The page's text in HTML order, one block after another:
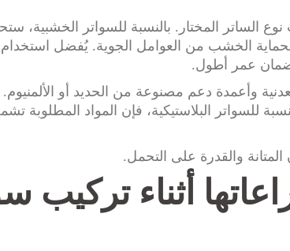
الساتر المختار. بالنسبة للسواتر الخشبية،
لحماية الخشب من العوامل الجوية. يُفضل
عمر أطول.
وأعمدة دعم مصنوعة من الحديد أو
للسواتر البلاستيكية، فإن المواد المطلوبة
والقدرة على التحمل.
أثناء تركيب